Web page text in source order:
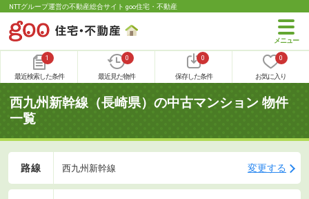
NTTグループ運営の不動産総合サイト goo住宅・不動産
1
最近検索した条件
0
最近見た物件
0
保存した条件
0
お気に入り
西九州新幹線（長崎県）の中古マンション 物件
一覧
路線 西九州新幹線 変更する